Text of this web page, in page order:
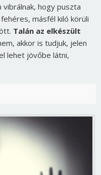
hogy puszta
másfél kiló körüli
Talán az elkészült
akkor is tudjuk, jelen
lehet jövőbe látni,